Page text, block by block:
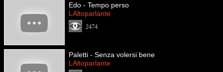
Edo - Tempo perso
LAltoparlante
2474
Paletti - Senza volersi bene
LAltoparlante